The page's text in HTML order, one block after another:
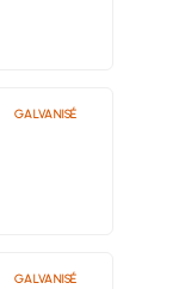
GALVANISÉ
GALVANISÉ